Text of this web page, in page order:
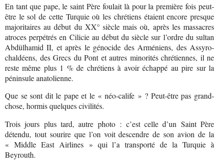
En tant que pape, le saint Père foulait là pour la première fois peut-
être le sol de cette Turquie où les chrétiens étaient encore presque
majoritaires au début du XX° siècle mais où, après les massacres
atroces perpétrés en Cilicie au début du siècle sur l’ordre du sultan
Abdülhamid II, et après le génocide des Arméniens, des Assyro-
chaldéens, des Grecs du Pont et autres minorités chrétiennes, il ne
reste même plus 1 % de chrétiens à avoir échappé au pire sur la
péninsule anatolienne.
Que se sont dit le pape et le « néo-calife » ? Peut-être pas grand-
chose, hormis quelques civilités.
Trois jours plus tard, autre photo : c’est celle d’un Saint Père
détendu, tout sourire que l’on voit descendre de son avion de la
« Middle East Airlines » qui l’a transporté de la Turquie à
Beyrouth.